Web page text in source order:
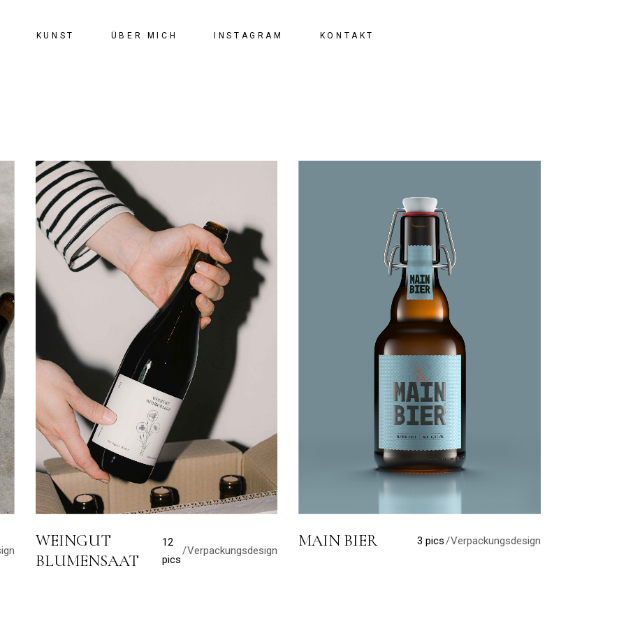
KUNST ÜBER MICH INSTAGRAM KONTAKT
WEINGUT
BLUMENSAAT
12
pics
Verpackungsdesign
MAIN BIER 3 pics Verpackungsdesign